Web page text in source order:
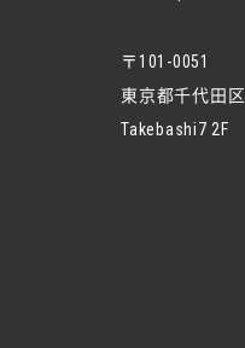
〒101-0051
東京都千代田
Takebashi7 2F